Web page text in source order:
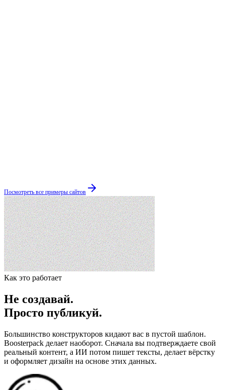
Посмотреть все примеры сайтов
Как это работает
Не создавай.
Просто публикуй.
Большинство конструкторов кидают вас в пустой шаблон.
Boosterpack делает наоборот. Сначала вы подтверждаете свой
реальный контент, а ИИ потом пишет тексты, делает вёрстку
и оформляет дизайн на основе этих данных.